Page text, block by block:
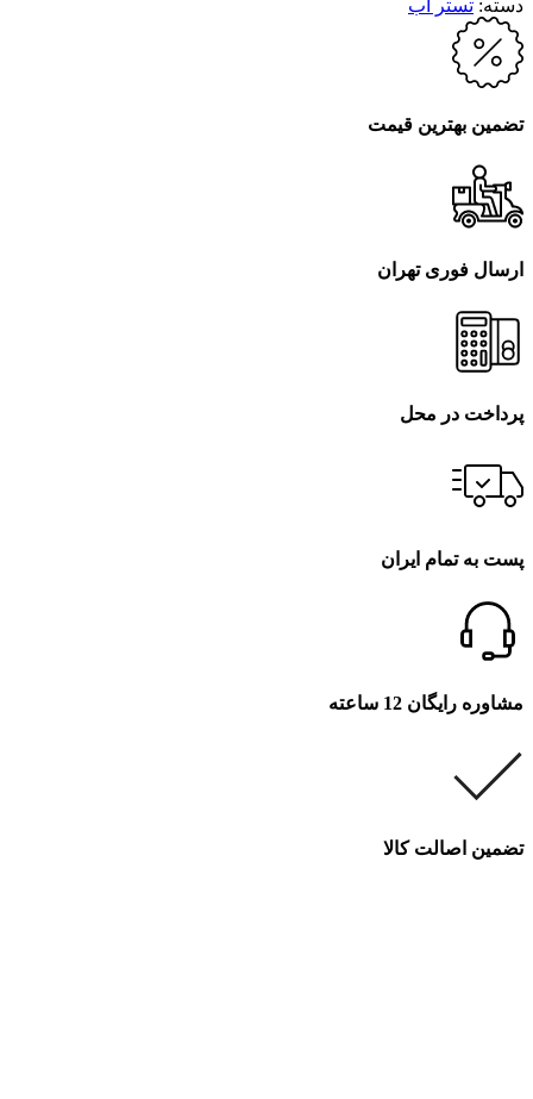
دسته: تستر آب
تضمین بهترین قیمت
ارسال فوری تهران
پرداخت در محل
پست به تمام ایران
مشاوره رایگان 12 ساعته
تضمین اصالت کالا